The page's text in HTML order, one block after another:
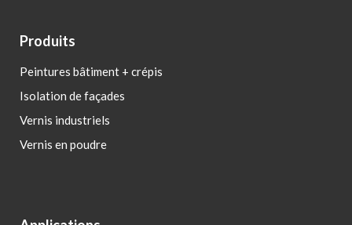
Produits
Peintures bâtiment + crépis
Isolation de façades
Vernis industriels
Vernis en poudre